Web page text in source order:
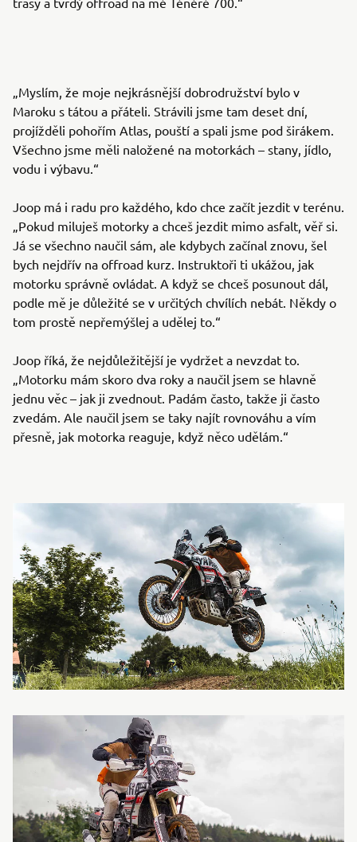
„Myslím, že moje nejkrásnější dobrodružství bylo v
Maroku s tátou a přáteli. Strávili jsme tam deset dní,
projížděli pohořím Atlas, pouští a spali jsme pod širákem.
Všechno jsme měli naložené na motorkách – stany, jídlo,
vodu i výbavu.“
Joop má i radu pro každého, kdo chce začít jezdit v terénu.
„Pokud miluješ motorky a chceš jezdit mimo asfalt, věř si.
Já se všechno naučil sám, ale kdybych začínal znovu, šel
bych nejdřív na offroad kurz. Instruktoři ti ukážou, jak
motorku správně ovládat. A když se chceš posunout dál,
podle mě je důležité se v určitých chvílích nebát. Někdy o
tom prostě nepřemýšlej a udělej to.“
Joop říká, že nejdůležitější je vydržet a nevzdat to.
„Motorku mám skoro dva roky a naučil jsem se hlavně
jednu věc – jak ji zvednout. Padám často, takže ji často
zvedám. Ale naučil jsem se taky najít rovnováhu a vím
přesně, jak motorka reaguje, když něco udělám.“